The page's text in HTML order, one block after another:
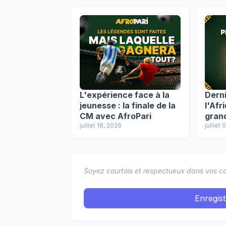
L'expérience face à la
jeunesse : la finale de la
CM avec AfroPari
juillet 18, 2026 juillet
Soyez courtois et respectueux dans vos